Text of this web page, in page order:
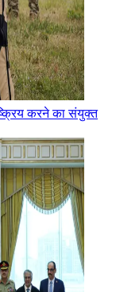
करने का संयुक्त